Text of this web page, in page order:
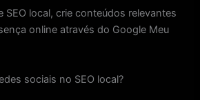
SEO local, crie conteúdos relevantes
online através do Google Meu
sociais no SEO local?